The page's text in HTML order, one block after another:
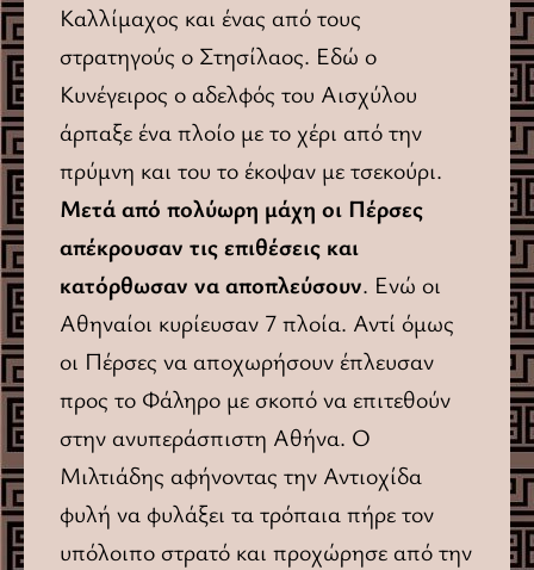
Καλλίμαχος και ένας από τους
στρατηγούς ο Στησίλαος. Εδώ ο
Κυνέγειρος ο αδελφός του Αισχύλου
άρπαξε ένα πλοίο με το χέρι από την
πρύμνη και του το έκοψαν με τσεκούρι.
Μετά από πολύωρη μάχη οι Πέρσες
απέκρουσαν τις επιθέσεις και
κατόρθωσαν να αποπλεύσουν. Ενώ οι
Αθηναίοι κυρίευσαν 7 πλοία. Αντί όμως
οι Πέρσες να αποχωρήσουν έπλευσαν
προς το Φάληρο με σκοπό να επιτεθούν
στην ανυπεράσπιστη Αθήνα. Ο
Μιλτιάδης αφήνοντας την Αντιοχίδα
φυλή να φυλάξει τα τρόπαια πήρε τον
υπόλοιπο στρατό και προχώρησε από την